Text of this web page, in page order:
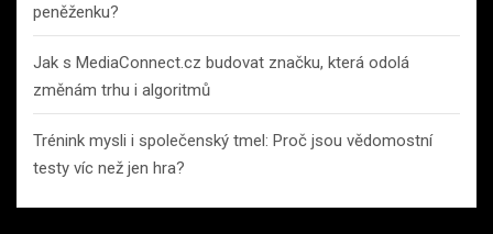
peněženku?
Jak s MediaConnect.cz budovat značku, která odolá
změnám trhu i algoritmů
Trénink mysli i společenský tmel: Proč jsou vědomostní
testy víc než jen hra?